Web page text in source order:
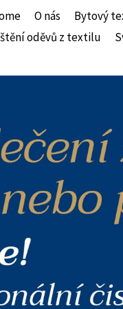
O nás Bytový
oděvů z textilu